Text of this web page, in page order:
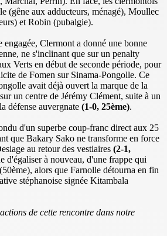
(gêne aux adducteurs, ménagé), Moullec
et Robin (pubalgie).
engagée, Clermont a donné une bonne
ne s'inclinant que sur un penalty
Verts en début de seconde période, pour
de Fomen sur Sinama-Pongolle. Ce
avait déjà ouvert la marque de la
un centre de Jérémy Clément, suite à un
défense auvergnate (1-0, 25ème).
d'un superbe coup-franc direct aux 25
que Bakary Sako ne transforme en force
au retour des vestiaires (2-1,
d'égaliser à nouveau, d'une frappe qui
alors que Farnolle détourna en fin
stéphanoise signée Kitambala
de cette rencontre dans notre